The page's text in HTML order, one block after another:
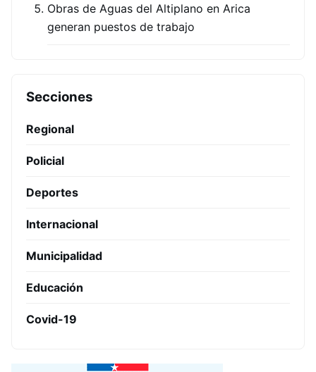
Obras de Aguas del Altiplano en Arica
generan puestos de trabajo
Secciones
Regional
Policial
Deportes
Internacional
Municipalidad
Educación
Covid-19